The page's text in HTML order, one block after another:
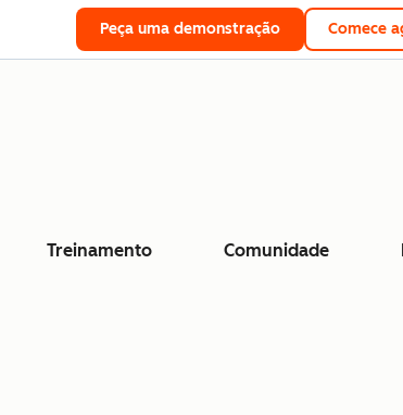
Peça uma demonstração Comece
Treinamento Comunidade